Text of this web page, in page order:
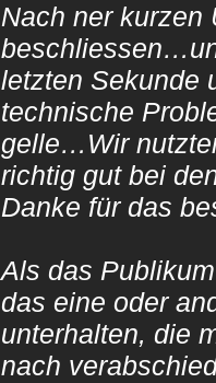
Nach ner kurzen
letzten Sekunde
technische
gelle…Wir
richtig gut bei
Danke für das
Als das
das eine oder
unterhalten, die
nach